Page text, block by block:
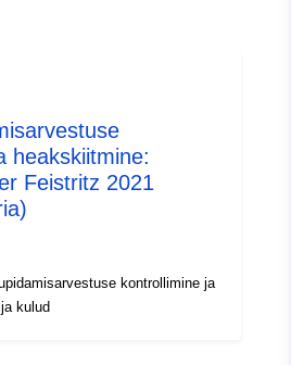
heakskiitmine:
Feistritz 2021
kontrollimine ja
kulud